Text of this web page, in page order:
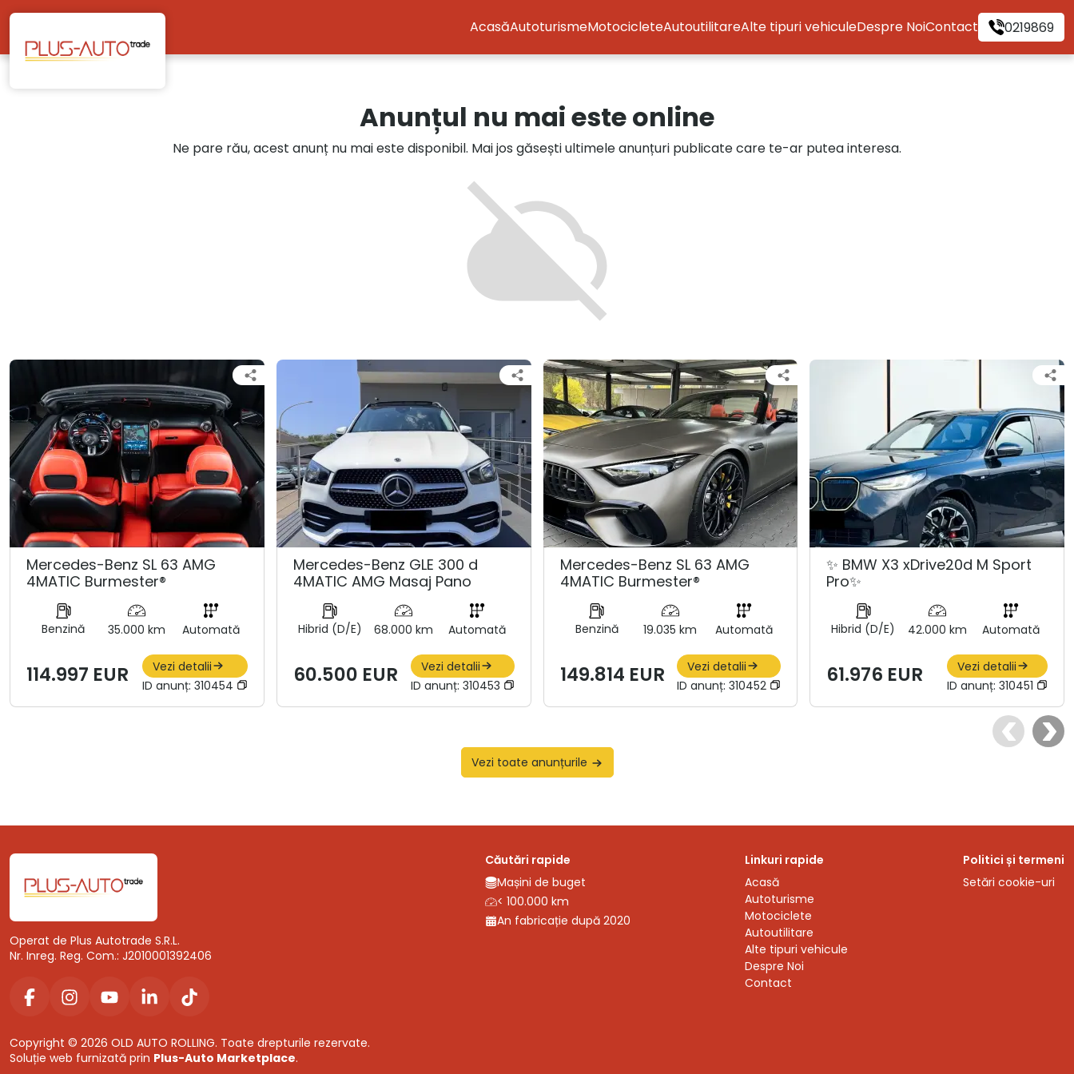
Mergi direct la conținutul principal
AcasăAutoturismeMotocicleteAutoutilitareAlte tipuri vehiculeDespre NoiContact 0219869
Anunțul nu mai este online
Ne pare rău, acest anunț nu mai este disponibil. Mai jos găsești ultimele anunțuri publicate care te-ar putea interesa.
Mercedes-Benz SL 63 AMG
4MATIC Burmester®
Benzină 35.000 km Automată
114.997 EUR
Vezi detalii
ID anunț: 310454
Mercedes-Benz GLE 300 d
4MATIC AMG Masaj Pano
Hibrid (D/E) 68.000 km Automată
60.500 EUR
Vezi detalii
ID anunț: 310453
Mercedes-Benz SL 63 AMG
4MATIC Burmester®
Benzină 19.035 km Automată
149.814 EUR
Vezi detalii
ID anunț:310452
✨ BMW X3 xDrive20d M Sport
Pro✨
Hibrid (D/E) 42.000 km Automată
61.976 EUR
Vezi detalii
ID anunț: 310451
Vezi toate anunțurile
Operat de Plus Autotrade S.R.L.
Nr. Inreg. Reg. Com.: J2010001392406
Copyright © 2026 OLD AUTO ROLLING. Toate drepturile rezervate.
Soluție web furnizată prin Plus-Auto Marketplace.
Căutări rapide
Mașini de buget
< 100.000 km
An fabricație după 2020
Linkuri rapide
Acasă
Autoturisme
Motociclete
Autoutilitare
Alte tipuri vehicule
Despre Noi
Contact
Politici și termeni
Setări cookie-uri